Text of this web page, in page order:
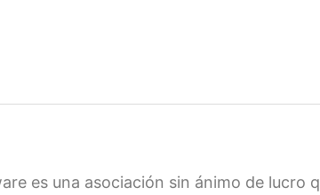
es una asociación sin ánimo de lucro